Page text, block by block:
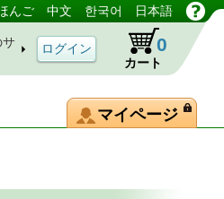
んご 中文 한국어 日本語
サ
カート
0
マイページ